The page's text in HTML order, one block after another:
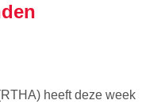
heeft deze week